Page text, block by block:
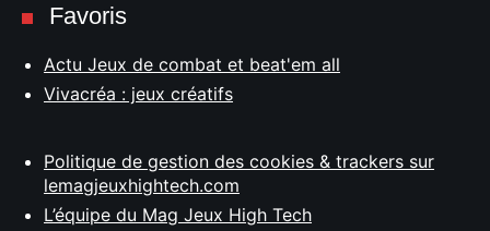
Favoris
Actu Jeux de combat et beat'em all
Vivacréa : jeux créatifs
Politique de gestion des cookies & trackers sur
lemagjeuxhightech.com
L’équipe du Mag Jeux High Tech